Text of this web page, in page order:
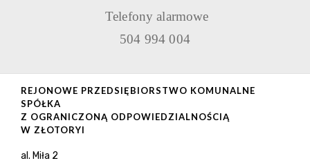
Telefony alarmowe
504 994 004
REJONOWE PRZEDSIĘBIORSTWO KOMUNALNE
SPÓŁKA
Z OGRANICZONĄ ODPOWIEDZIALNOŚCIĄ
W ZŁOTORYI
al. Miła 2